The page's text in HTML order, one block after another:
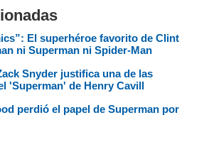
El superhéroe favorito de Clint
ni Superman ni Spider-Man
Snyder justifica una de las
'Superman' de Henry Cavill
perdió el papel de Superman por